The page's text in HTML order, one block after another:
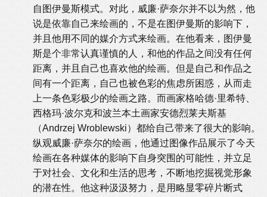
自图伊曼斯模式。对此，威廉·萨奈尔并不以为然，他
说是依靠自己来绘画的，不是在图伊曼斯的影响下，
并且他用不同的媒介方式来绘画。在他看来，图伊曼
斯是个非常认真谨慎的人，和他的作品之间没有任何
距离，并且自己也喜欢他的绘画。但是自己和作品之
间有一个距离，自己也被色彩的焦虑所困惑，从而走
上一条色彩极少的绘画之路。而画家格哈德·里希特、
西格玛·波尔克和波兰本土画家安德烈莱夫斯基
（Andrzej Wroblewski）都给自己带来了很大的影响。
纵观威廉·萨奈尔的绘画，他通过图像作品展示了今天
绘画在各种媒体的影响下自身突围的可能性，并立足
于对社会、文化和生活的思考，不断地挖掘视觉形象
的潜在性。他这种汲汲努力，是用略显零碎片断式